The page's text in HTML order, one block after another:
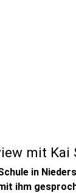
mit Kai
in
ihm